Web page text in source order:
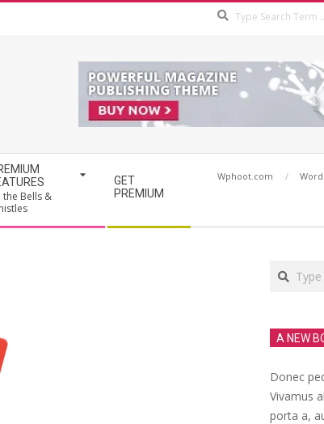
the Bells &
GET
PREMIUM
Wphoot.com
Search
A NEW
Donec
Vivamus
porta a,